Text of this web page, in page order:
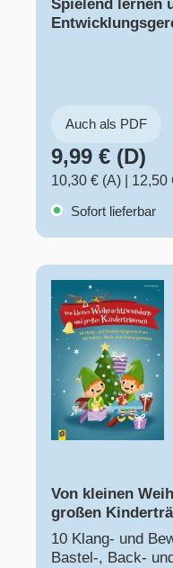
Spielend lernen
Auch als PDF
9,99 € (D)
10,30 € (A)
12,50
Sofort lieferbar
Von kleinen
Von kleinen
großen
10 Klang- und
Bastel-, Back-